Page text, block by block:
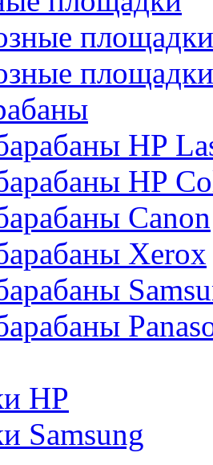
HP
HP
Canon
Xerox
HP
Samsung